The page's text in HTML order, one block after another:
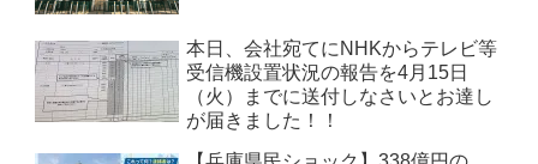
本日、会社宛てにNHKからテレビ等
受信機設置状況の報告を4月15日
（火）までに送付しなさいとお達し
が届きました！！